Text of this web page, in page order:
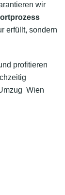
wir
erfüllt, sondern
profitieren
Wien